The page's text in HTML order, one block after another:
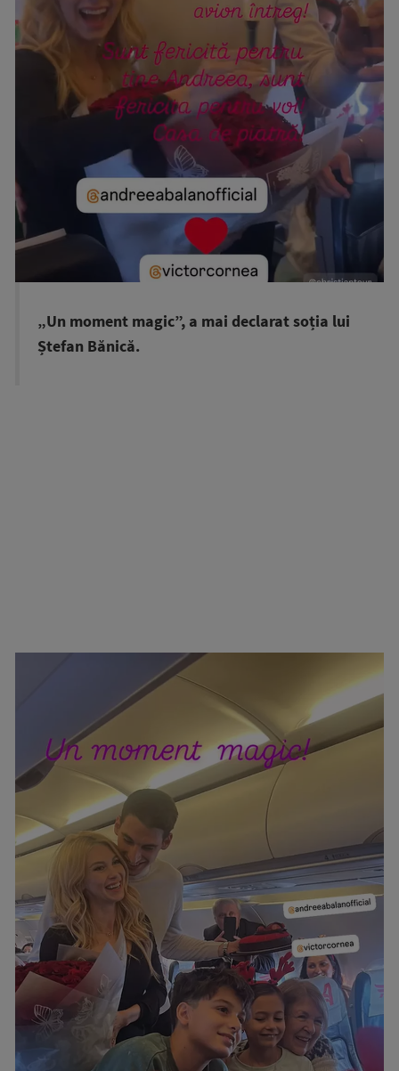
„Un moment magic”, a mai declarat soția lui
Ștefan Bănică.